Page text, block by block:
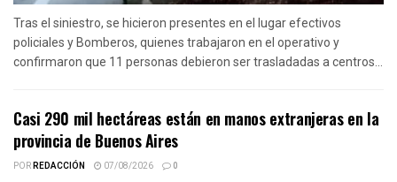
Tras el siniestro, se hicieron presentes en el lugar efectivos
policiales y Bomberos, quienes trabajaron en el operativo y
confirmaron que 11 personas debieron ser trasladadas a centros...
Casi 290 mil hectáreas están en manos extranjeras en la
provincia de Buenos Aires
PORREDACCIÓN 07/08/2026 0